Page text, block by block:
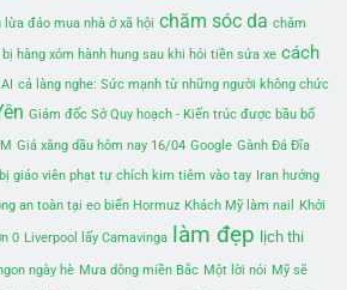
đảo mua nhà ở xã hội chăm sóc da chăm
bị hàng xóm hành hung sau khi hỏi tiền sửa xe cách
cả làng nghe: Sức mạnh từ những người không chức
Giám đốc Sở Quy hoạch - Kiến trúc được bầu bổ
Giá xăng dầu hôm nay 16/04 Google Gành Đá Đĩa
giáo viên phạt tự chích kim tiêm vào tay Iran hướng
an toàn tại eo biển Hormuz Khách Mỹ làm nail Khởi
0 Liverpool lấy Camavinga làm đẹp lịch thi
ngày hè Mưa dông miền Bắc Một lời nói Mỹ sẽ